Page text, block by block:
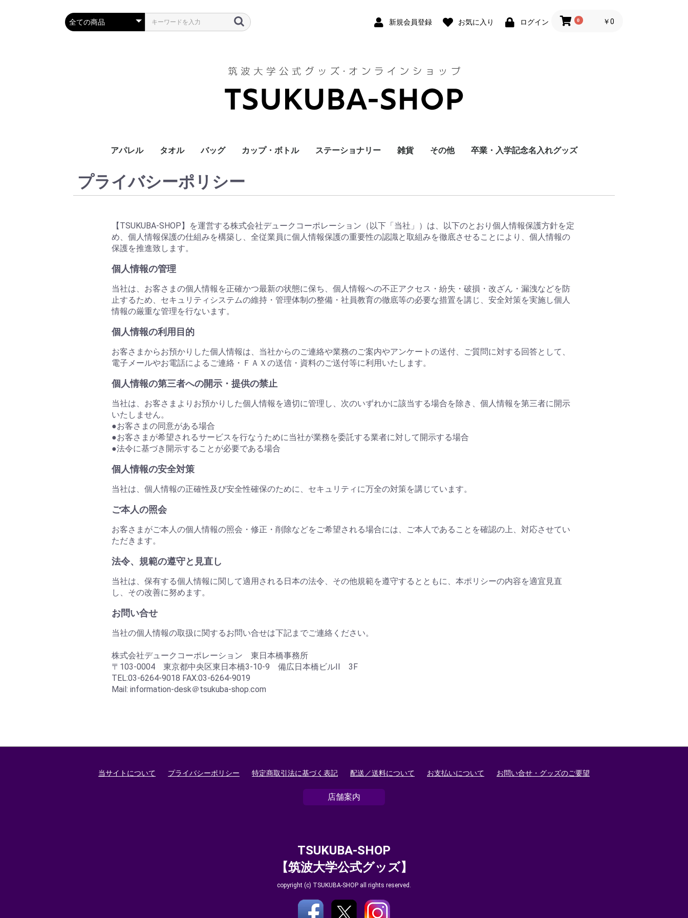
新規会員登録 お気に入り ログイン 0 ￥0
アパレル
Tシャツ
トレーナー/パーカー
ポロシャツ/シャツ
パンツ
ネクタイ
マフラー／スカーフ
タオル バッグ カップ・ボトル ステーショナリー 雑貨 その他 卒業・入学記念名入れグッズ
プライバシーポリシー
【TSUKUBA-SHOP】を運営する株式会社デュークコーポレーション（以下「当社」）は、以下のとおり個人情報保護方針を定
め、個人情報保護の仕組みを構築し、全従業員に個人情報保護の重要性の認識と取組みを徹底させることにより、個人情報の
保護を推進致します。
個人情報の管理
当社は、お客さまの個人情報を正確かつ最新の状態に保ち、個人情報への不正アクセス・紛失・破損・改ざん・漏洩などを防
止するため、セキュリティシステムの維持・管理体制の整備・社員教育の徹底等の必要な措置を講じ、安全対策を実施し個人
情報の厳重な管理を行ないます。
個人情報の利用目的
お客さまからお預かりした個人情報は、当社からのご連絡や業務のご案内やアンケートの送付、ご質問に対する回答として、
電子メールやお電話によるご連絡・ＦＡＸの送信・資料のご送付等に利用いたします。
個人情報の第三者への開示・提供の禁止
当社は、お客さまよりお預かりした個人情報を適切に管理し、次のいずれかに該当する場合を除き、個人情報を第三者に開示
いたしません。
●お客さまの同意がある場合
●お客さまが希望されるサービスを行なうために当社が業務を委託する業者に対して開示する場合
●法令に基づき開示することが必要である場合
個人情報の安全対策
当社は、個人情報の正確性及び安全性確保のために、セキュリティに万全の対策を講じています。
ご本人の照会
お客さまがご本人の個人情報の照会・修正・削除などをご希望される場合には、ご本人であることを確認の上、対応させてい
ただきます。
法令、規範の遵守と見直し
当社は、保有する個人情報に関して適用される日本の法令、その他規範を遵守するとともに、本ポリシーの内容を適宜見直
し、その改善に努めます。
お問い合せ
当社の個人情報の取扱に関するお問い合せは下記までご連絡ください。
株式会社デュークコーポレーション 東日本橋事務所
〒103-0004 東京都中央区東日本橋3-10-9 備広日本橋ビルII 3F
TEL:03-6264-9018 FAX:03-6264-9019
Mail: information-desk＠tsukuba-shop.com
当サイトについて プライバシーポリシー 特定商取引法に基づく表記 配送／送料について お支払いについて お問い合せ・グッズのご要望
店舗案内
TSUKUBA-SHOP
【筑波大学公式グッズ】
copyright (c) TSUKUBA-SHOP all rights reserved.